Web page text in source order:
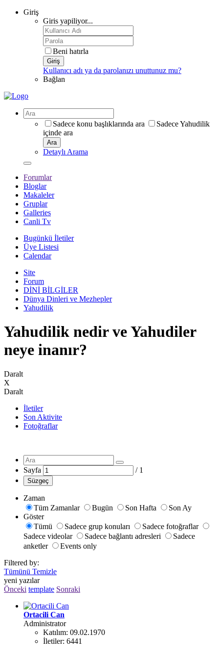
Giriş
Giris yapiliyor...
Beni hatırla
Giriş
Kullanıcı adı ya da parolanızı unuttunuz mu?
Bağlan
Sadece konu başlıklarında ara
Sadece Yahudilik
içinde ara
Ara
Detaylı Arama
Forumlar
Bloglar
Makaleler
Gruplar
Galleries
Canli Tv
Bugünkü İletiler
Üye Listesi
Calendar
Site
Forum
DİNİ BİLGİLER
Dünya Dinleri ve Mezhepler
Yahudilik
Yahudilik nedir ve Yahudiler
neye inanır?
Daralt
X
Daralt
İletiler
Son Aktivite
Fotoğraflar
Sayfa / 1
Süzgeç
Zaman
Tüm Zamanlar
Bugün Son Hafta
Son Ay
Göster
Tümü
Sadece grup konuları
Sadece fotoğraflar
Sadece videolar
Sadece bağlantı adresleri
Sadece
anketler
Events only
Filtered by:
Tümünü Temizle
yeni yazılar
Önceki template Sonraki
Ortacili Can
Administrator
Katılım: 09.02.1970
İletiler: 6441